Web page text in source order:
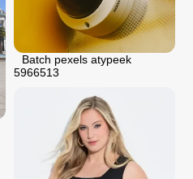
Batch pexels atypeek
5966513